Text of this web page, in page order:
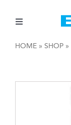
contentToggle
Navigation
HOME» SHOP»